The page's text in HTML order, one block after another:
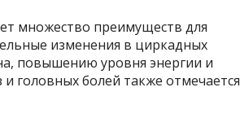
множество преимуществ для
изменения в циркадных
повышению уровня энергии и
головных болей также отмечается